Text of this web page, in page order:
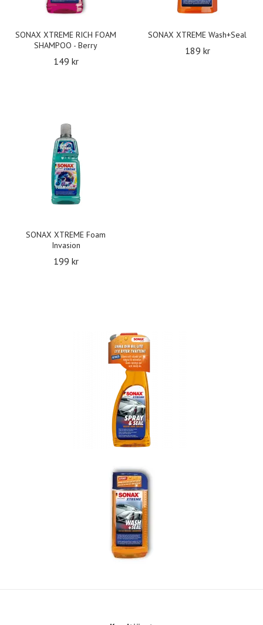
SONAX XTREME RICH FOAM
SHAMPOO - Berry
149 kr
SONAX XTREME Wash+Seal
189 kr
SONAX XTREME Foam
Invasion
199 kr